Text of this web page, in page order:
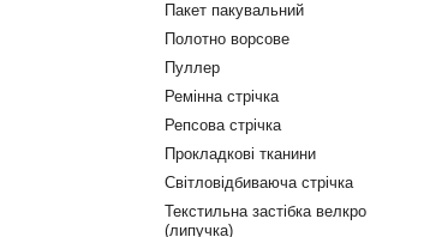
Пакет пакувальний
Полотно ворсове
Пуллер
Ремінна стрічка
Репсова стрічка
Прокладкові тканини
Світловідбиваюча стрічка
Текстильна застібка велкро
(липучка)